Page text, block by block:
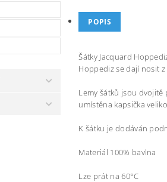
POPIS
Šátky Jacquard
Hoppediz se dají nosit
Lemy šátků jsou
umístěna kapsička
K šátku je dodáván
Materiál 100% bavlna
Lze prát na 60°C